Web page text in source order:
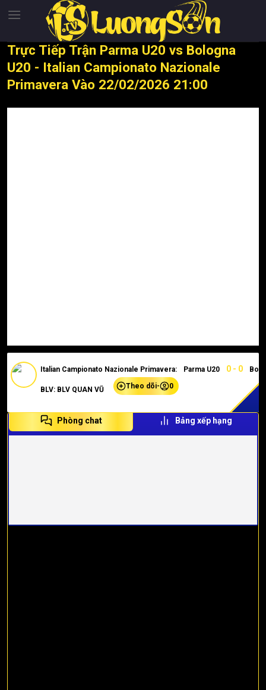
đến
dung
Trực Tiếp Trận Parma U20 vs Bologna
U20 - Italian Campionato Nazionale
Primavera Vào 22/02/2026 21:00
Italian Campionato Nazionale Primavera: Parma U20 0 - 0
BLV: BLV QUAN VŨ Theo dõi- 0
Phòng chat Bảng xếp hạng